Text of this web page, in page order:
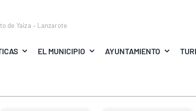
de Yaiza – Lanzarote
EL MUNICIPIO AYUNTAMIENTO